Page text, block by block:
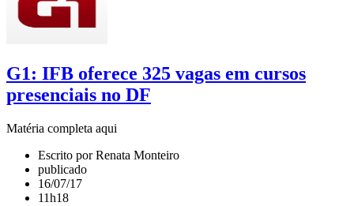
G1: IFB oferece 325 vagas em cursos
presenciais no DF
Matéria completa aqui
Escrito por Renata Monteiro
publicado
16/07/17
11h18